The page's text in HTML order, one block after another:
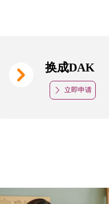
낑 换成DAK
ꄲ 立即申请